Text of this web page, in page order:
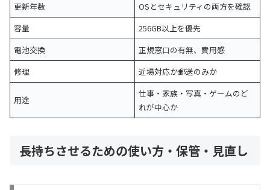
更新年数
OSとセキュリティの両方を確認
容量
256GB以上を優先
電池交換
正規窓口の有無、費用感
修理
近場対応か郵送のみか
用途
仕事・家族・写真・ゲームのど
れが中心か
長持ちさせるための使い方・保管・見直し